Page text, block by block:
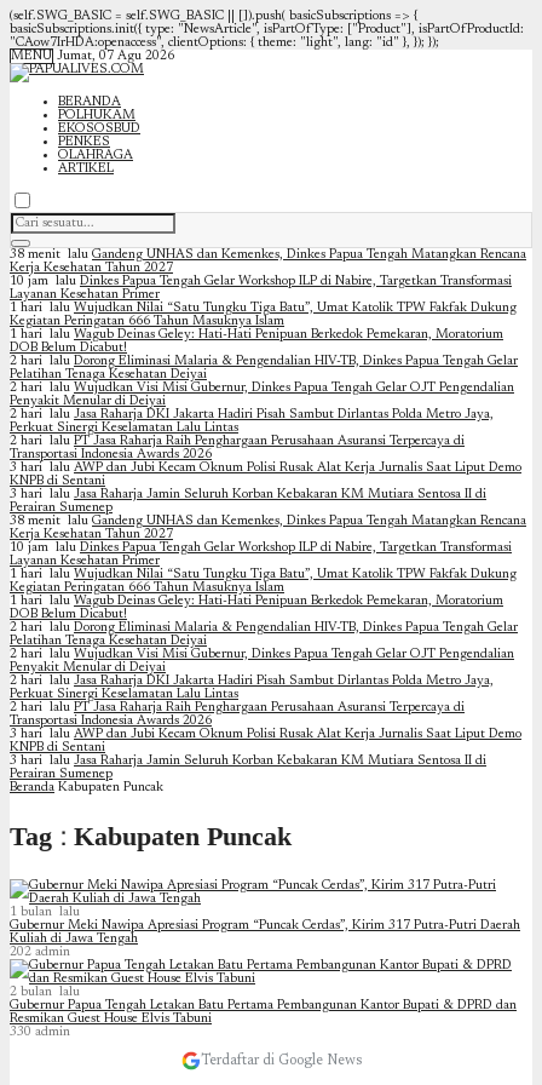
(self.SWG_BASIC = self.SWG_BASIC || []).push( basicSubscriptions => {
basicSubscriptions.init({ type: "NewsArticle", isPartOfType: ["Product"], isPartOfProductId:
"CAow7IrHDA:openaccess", clientOptions: { theme: "light", lang: "id" }, }); });
MENU Jumat, 07 Agu 2026
BERANDA
POLHUKAM
EKOSOSBUD
PENKES
OLAHRAGA
ARTIKEL
38 menit lalu Gandeng UNHAS dan Kemenkes, Dinkes Papua Tengah Matangkan Rencana
Kerja Kesehatan Tahun 2027
10 jam lalu Dinkes Papua Tengah Gelar Workshop ILP di Nabire, Targetkan Transformasi
Layanan Kesehatan Primer
1 hari lalu Wujudkan Nilai “Satu Tungku Tiga Batu”, Umat Katolik TPW Fakfak Dukung
Kegiatan Peringatan 666 Tahun Masuknya Islam
1 hari lalu Wagub Deinas Geley: Hati-Hati Penipuan Berkedok Pemekaran, Moratorium
DOB Belum Dicabut!
2 hari lalu Dorong Eliminasi Malaria & Pengendalian HIV-TB, Dinkes Papua Tengah Gelar
Pelatihan Tenaga Kesehatan Deiyai
2 hari lalu Wujudkan Visi Misi Gubernur, Dinkes Papua Tengah Gelar OJT Pengendalian
Penyakit Menular di Deiyai
2 hari lalu Jasa Raharja DKI Jakarta Hadiri Pisah Sambut Dirlantas Polda Metro Jaya,
Perkuat Sinergi Keselamatan Lalu Lintas
2 hari lalu PT Jasa Raharja Raih Penghargaan Perusahaan Asuransi Terpercaya di
Transportasi Indonesia Awards 2026
3 hari lalu AWP dan Jubi Kecam Oknum Polisi Rusak Alat Kerja Jurnalis Saat Liput Demo
KNPB di Sentani
3 hari lalu Jasa Raharja Jamin Seluruh Korban Kebakaran KM Mutiara Sentosa II di
Perairan Sumenep
38 menit lalu Gandeng UNHAS dan Kemenkes, Dinkes Papua Tengah Matangkan Rencana
Kerja Kesehatan Tahun 2027
10 jam lalu Dinkes Papua Tengah Gelar Workshop ILP di Nabire, Targetkan Transformasi
Layanan Kesehatan Primer
1 hari lalu Wujudkan Nilai “Satu Tungku Tiga Batu”, Umat Katolik TPW Fakfak Dukung
Kegiatan Peringatan 666 Tahun Masuknya Islam
1 hari lalu Wagub Deinas Geley: Hati-Hati Penipuan Berkedok Pemekaran, Moratorium
DOB Belum Dicabut!
2 hari lalu Dorong Eliminasi Malaria & Pengendalian HIV-TB, Dinkes Papua Tengah Gelar
Pelatihan Tenaga Kesehatan Deiyai
2 hari lalu Wujudkan Visi Misi Gubernur, Dinkes Papua Tengah Gelar OJT Pengendalian
Penyakit Menular di Deiyai
2 hari lalu Jasa Raharja DKI Jakarta Hadiri Pisah Sambut Dirlantas Polda Metro Jaya,
Perkuat Sinergi Keselamatan Lalu Lintas
2 hari lalu PT Jasa Raharja Raih Penghargaan Perusahaan Asuransi Terpercaya di
Transportasi Indonesia Awards 2026
3 hari lalu AWP dan Jubi Kecam Oknum Polisi Rusak Alat Kerja Jurnalis Saat Liput Demo
KNPB di Sentani
3 hari lalu Jasa Raharja Jamin Seluruh Korban Kebakaran KM Mutiara Sentosa II di
Perairan Sumenep
Beranda Kabupaten Puncak
Tag : Kabupaten Puncak
1 bulan lalu
Gubernur Meki Nawipa Apresiasi Program “Puncak Cerdas”, Kirim 317 Putra-Putri Daerah
Kuliah di Jawa Tengah
202 admin
2 bulan lalu
Gubernur Papua Tengah Letakan Batu Pertama Pembangunan Kantor Bupati & DPRD dan
Resmikan Guest House Elvis Tabuni
330 admin
Terdaftar di Google News